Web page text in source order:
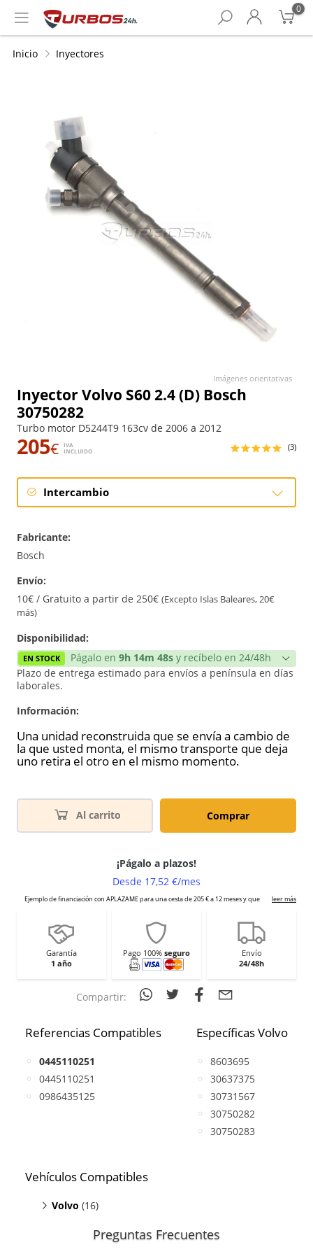
0
Inicio Inyectores
Inyector Volvo S60 2.4 (D) Bosch
30750282
Turbo motor D5244T9 163cv de 2006 a 2012
205€
IVA
INCLUIDO
(3)
Intercambio
Fabricante:
Bosch
Envío:
10€ / Gratuito a partir de 250€ (Excepto Islas Baleares, 20€
más)
Disponibilidad:
EN STOCK Págalo en 9h 14m 48s y recíbelo en 24/48h
Plazo de entrega estimado para envíos a península en días
laborales.
Información:
Una unidad reconstruida que se envía a cambio de
la que usted monta, el mismo transporte que deja
uno retira el otro en el mismo momento.
Al carrito Comprar
Garantía
1 año
Pago 100% seguro
Envío
24/48h
Compartir:
Imágenes orientativas
Referencias Compatibles
0445110251
0445110251
0986435125
Específicas Volvo
8603695
30637375
30731567
30750282
30750283
Vehículos Compatibles
Volvo (16)
C30 2.4 (D5, motor D5244T9)
Preguntas Frecuentes